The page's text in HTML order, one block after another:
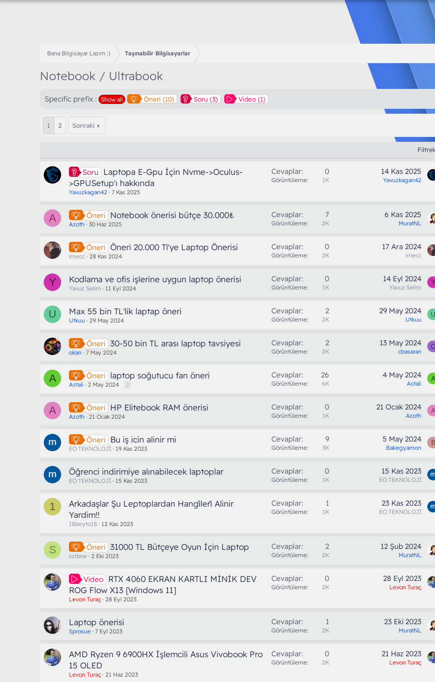
Bana Bilgisayar Lazım :) Taşınabilir Bilgisayarlar
Notebook / Ultrabook
Specific prefix : Show all Öneri (10) Soru (3) Video (1)
1 2 Sonraki
Soru
Laptopa E-Gpu İçin Nvme->Oculus-
>GPUSetup'ı hakkında
Yavuzkagan42 7 Kas 2025
Cevaplar 0
Görüntüleme 1K
14 Kas 2025
Yavuzkagan42
A Öneri Notebook önerisi bütçe 30.000₺
Azoth 30 Haz 2025
Cevaplar 7
Görüntüleme 2K
6 Kas 2025
MuratNL
Öneri Öneri 20.000 Tl'ye Laptop Önerisi
imecc 28 Kas 2024
Cevaplar 0
Görüntüleme 2K
17 Ara 2024
imecc
Y Kodlama ve ofis işlerine uygun laptop önerisi
Yavuz Selim 11 Eyl 2024
Cevaplar 0
Görüntüleme 1K
14 Eyl 2024
Yavuz Selim
Y
U Max 55 bin TL'lik laptap öneri
Utkuu 29 May 2024
Cevaplar 2
Görüntüleme 2K
29 May 2024
Utkuu
U
Öneri 30-50 bin TL arası laptop tavsiyesi
okan 7 May 2024
Cevaplar 2
Görüntüleme 2K
13 May 2024
cbasaran
C
A Öneri laptop soğutucu fan öneri
Astali 2 May 2024 2
Cevaplar 26
Görüntüleme 6K
4 May 2024
Astali
A
A Öneri HP Elitebook RAM önerisi
Azoth 21 Ocak 2024
Cevaplar 0
Görüntüleme 1K
21 Ocak 2024
Azoth
A
Öneri Bu iş icin alinir mi
EO TEKNOLOJİ 19 Kas 2023
Cevaplar 9
Görüntüleme 3K
5 May 2024
Bakegyamon
B
Öğrenci indirimiye alınabilecek laptoplar
EO TEKNOLOJİ 15 Kas 2023
Cevaplar 0
Görüntüleme 1K
15 Kas 2023
EO TEKNOLOJİ
1
Arkadaşlar Şu Leptoplardan Hangi̇leri̇ Alinir
Yardim!!
18beyto18 12 Kas 2023
Cevaplar 1
Görüntüleme 1K
23 Kas 2023
EO TEKNOLOJİ
S Öneri 31000 TL Bütçeye Oyun İçin Laptop
szrbne 2 Eki 2023
Cevaplar 2
Görüntüleme 2K
12 Şub 2024
MuratNL
Video RTX 4060 EKRAN KARTLI MİNİK DEV
ROG Flow X13 [Windows 11]
Levon Turaç 28 Eyl 2023
Cevaplar 0
Görüntüleme 2K
28 Eyl 2023
Levon Turaç
Laptop önerisi
Sprosue 7 Eyl 2023
Cevaplar 1
Görüntüleme 2K
23 Eki 2023
MuratNL
AMD Ryzen 9 6900HX İşlemcili Asus Vivobook Pro
15 OLED
Levon Turaç 21 Haz 2023
Cevaplar 0
Görüntüleme 2K
21 Haz 2023
Levon Turaç